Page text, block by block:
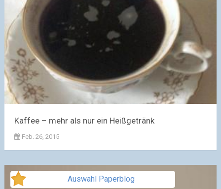
Kaffee – mehr als nur ein Heißgetränk
Feb. 26, 2015
Auswahl Paperblog